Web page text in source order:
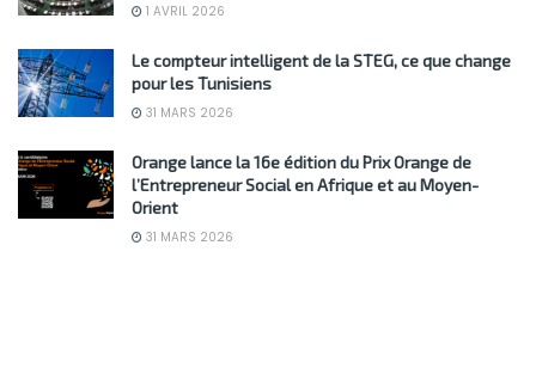
1 AVRIL 2026
Le compteur intelligent de la STEG, ce que change
pour les Tunisiens
31 MARS 2026
Orange lance la 16e édition du Prix Orange de
l’Entrepreneur Social en Afrique et au Moyen-
Orient
31 MARS 2026